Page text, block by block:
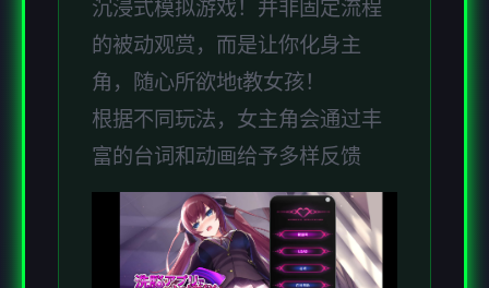
沉浸式模拟游戏！并非固定流程
的被动观赏，而是让你化身主
角，随心所欲地t教女孩！
根据不同玩法，女主角会通过丰
富的台词和动画给予多样反馈